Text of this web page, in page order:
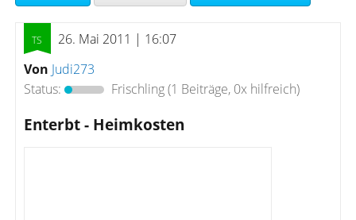
26. Mai 2011 | 16:07
Von Judi273
Status:
Frischling(1 Beiträge, 0x hilfreich)
Enterbt - Heimkosten